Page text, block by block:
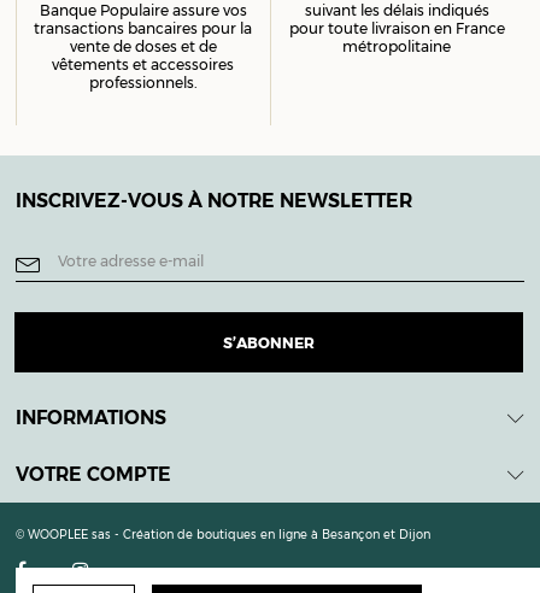
Banque Populaire assure vos
transactions bancaires pour la
vente de doses et de
vêtements et accessoires
professionnels.
suivant les délais indiqués
pour toute livraison en France
métropolitaine
INSCRIVEZ-VOUS À NOTRE NEWSLETTER
INFORMATIONS
VOTRE COMPTE
© WOOPLEE sas - Création de boutiques en ligne à Besançon et Dijon